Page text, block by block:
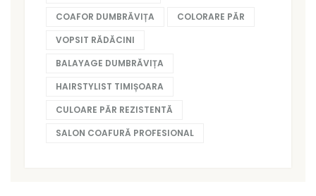
COAFOR DUMBRĂVIȚA
COLORARE PĂR
VOPSIT RĂDĂCINI
BALAYAGE DUMBRĂVIȚA
HAIRSTYLIST TIMIȘOARA
CULOARE PĂR REZISTENTĂ
SALON COAFURĂ PROFESIONAL